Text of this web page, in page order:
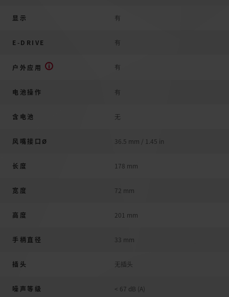
显示 有
E-DRIVE 有
户外应用 有
电池操作 有
含电池 无
风嘴接口Ø 36.5 mm / 1.45 in
长度 178 mm
宽度 72 mm
高度 201 mm
手柄直径 33 mm
插头 无插头
噪声等级 < 67 dB (A)